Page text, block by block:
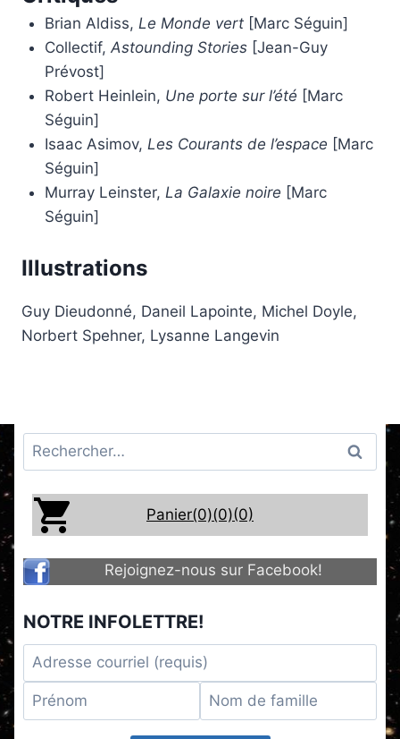
Brian Aldiss, Le Monde vert[Marc Séguin]
Collectif, Astounding Stories[Jean-Guy
Prévost]
Robert Heinlein, Une porte sur l’été [Marc
Séguin]
Isaac Asimov, Les Courants de l’espace [Marc
Séguin]
Murray Leinster, La Galaxie noire [Marc
Séguin]
Illustrations
Guy Dieudonné, Daneil Lapointe, Michel Doyle,
Norbert Spehner, Lysanne Langevin
Rechercher :
Panier(0)(0)(0)
Rejoignez-nous sur Facebook!
NOTRE INFOLETTRE!